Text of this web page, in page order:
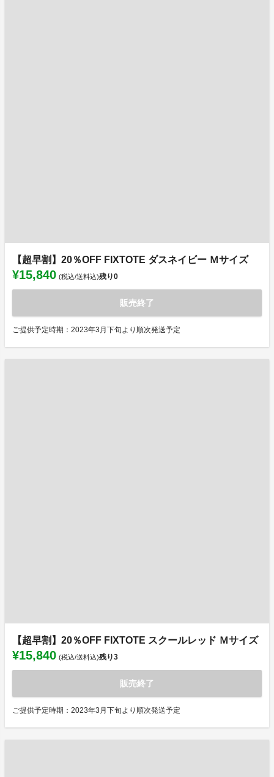
【超早割】20％OFF FIXTOTE ダスネイビー Ｍサイズ
¥15,840 (税込/送料込)残り0
販売終了
ご提供予定時期：2023年3月下旬より順次発送予定
【超早割】20％OFF FIXTOTE スクールレッド Ｍサイズ
¥15,840 (税込/送料込)残り3
販売終了
ご提供予定時期：2023年3月下旬より順次発送予定